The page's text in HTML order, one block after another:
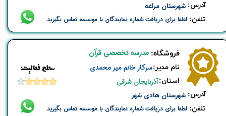
شهرستان مراغه ​آدرس:
تلفن: لطفا برای دریافت شماره نمایندگان با موسسه تماس بگیرید.
شهرستان هادی شهر ​آدرس:
​فروشگاه:
نام ​مدیر:
استان:
​​سطح فعالیت:
آذربایجان شرقی
سرکار خانم میر محمدی
تلفن: لطفا برای دریافت شماره نمایندگان با موسسه تماس بگیرید.
مدرسه تخصصی قرآن